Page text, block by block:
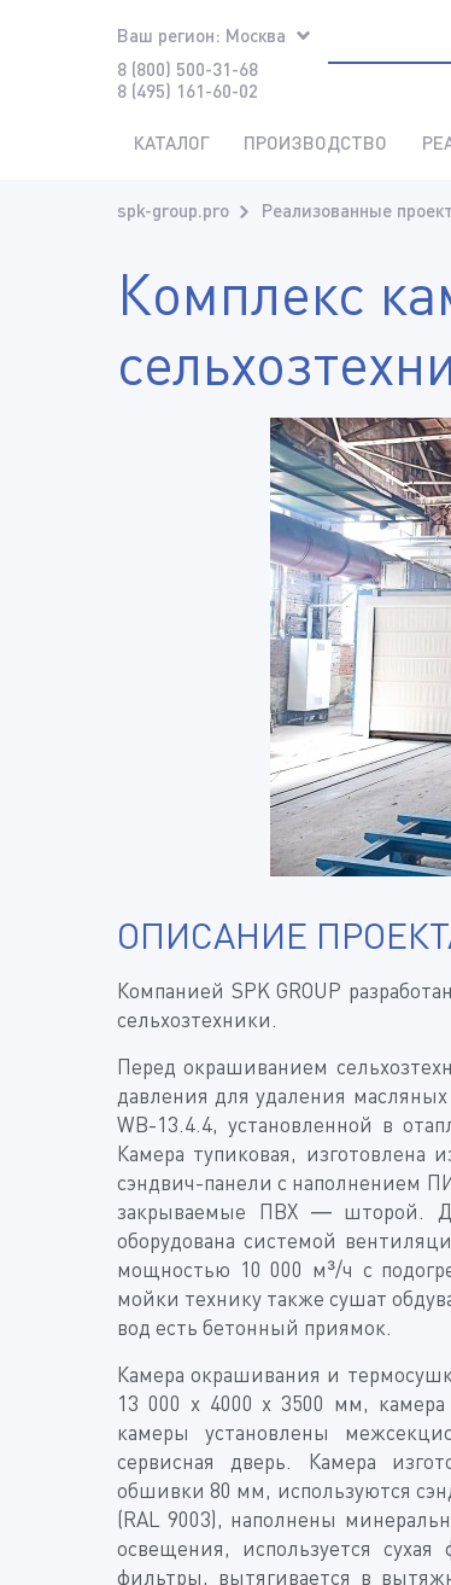
Ваш регион: Москва
8 (800) 500-31-68
8 (495) 161-60-02
КАТАЛОГ ПРОИЗВОДСТВО
spk-group.pro Реализованные
Комплекс
ОПИСАНИЕ
Компанией SPK GROUP
сельхозтехники.
Перед окрашиванием
давления для удаления
WB-13.4.4, установленной в
Камера тупиковая,
сэндвич-панели с наполнением
закрываемые ПВХ — шторой.
оборудована системой
мощностью 10 000 м³/ч с
мойки технику также сушат
вод есть бетонный приямок.
Камера окрашивания и
13 000 х 4000 х 3500 мм,
камеры установлены
сервисная дверь. Камера
обшивки 80 мм, используются
(RAL 9003), наполнены
освещения, используется
фильтры, вытягивается в